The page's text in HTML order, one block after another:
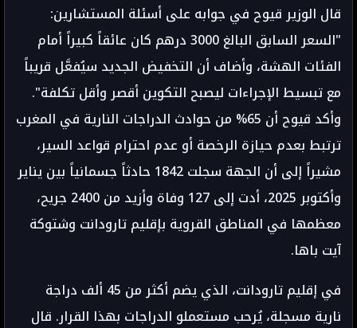
قال الوزير قيوح في جوابه على أسئلة المستشارين:
"السعر السابق البالغ 3000 درهم كان عائقاً كبيراً أمام
الفئات الهشة، وأضاف أن التخفيض الجديد سيُفعَّل قريباً
مع تبسيط الإجراءات ليصبح التكوين أقصر وأقل تكلفة".
وأكد قيوح أن 65% من حوادث الدراجات النارية في المغرب
ترتبط بعدم حيازة الرخصة أو عدم احترام قواعد السير،
مشيراً إلى أن الجهة سجلت 1842 حادثاً جسمانياً بين يناير
وأكتوبر 2025، أدت إلى 127 وفاة وأزيد من 2400 جريح،
معظمها في المناطق القروية بإقليم تارودانت وشتوكة
آيت باها.
في إقليم تارودانت، الذي يضم أكثر من 45 ألف دراجة
نارية مسجلة، يُرحب مستعملو الدراجات بهذا القرار. قال